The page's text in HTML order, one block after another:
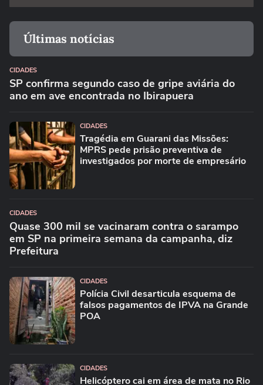
Últimas notícias
CIDADES
SP confirma segundo caso de gripe aviária do
ano em ave encontrada no Ibirapuera
CIDADES
Tragédia em Guarani das Missões:
MPRS pede prisão preventiva de
investigados por morte de empresário
CIDADES
Quase 300 mil se vacinaram contra o sarampo
em SP na primeira semana da campanha, diz
Prefeitura
CIDADES
Polícia Civil desarticula esquema de
falsos pagamentos de IPVA na Grande
POA
CIDADES
Helicóptero cai em área de mata no Rio